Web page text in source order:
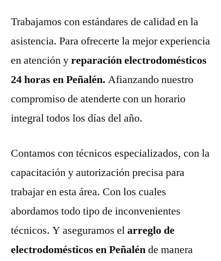
Trabajamos con estándares de calidad en la
asistencia. Para ofrecerte la mejor experiencia
en atención yreparación electrodomésticos
24 horas en Peñalén. Afianzando nuestro
compromiso de atenderte con un horario
integral todos los días del año.
Contamos con técnicos especializados, con la
capacitación y autorización precisa para
trabajar en esta área. Con los cuales
abordamos todo tipo de inconvenientes
técnicos. Y aseguramos elarreglo de
electrodomésticos en Peñalénde manera